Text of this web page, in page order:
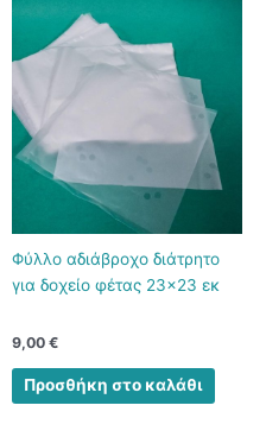
Φύλλο αδιάβροχο διάτρητο
για δοχείο φέτας 23×23 εκ
9,00 €
Προσθήκη στο καλάθι